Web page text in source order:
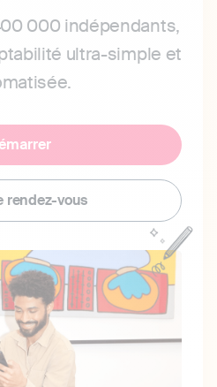
000 indépendants,
ultra-simple et
rendez-vous